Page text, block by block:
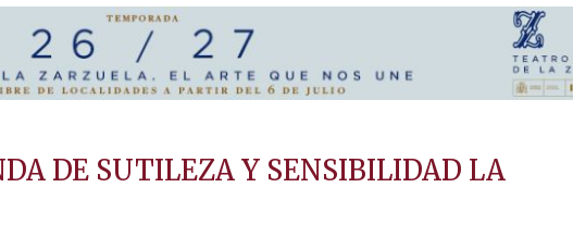
DE SUTILEZA Y SENSIBILIDAD LA